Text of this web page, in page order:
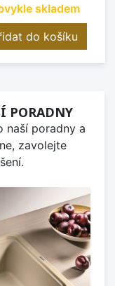
skladem
do košíku
PORADNY
naší poradny a
zavolejte